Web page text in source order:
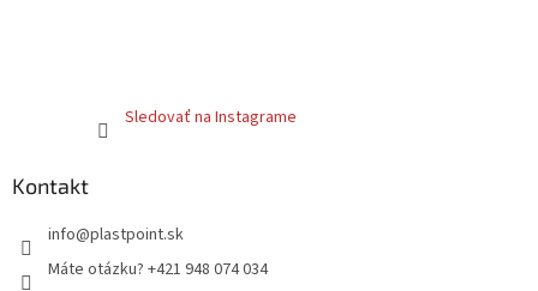
Sledovať na Instagrame
Kontakt
info@plastpoint.sk
Máte otázku? +421 948 074 034